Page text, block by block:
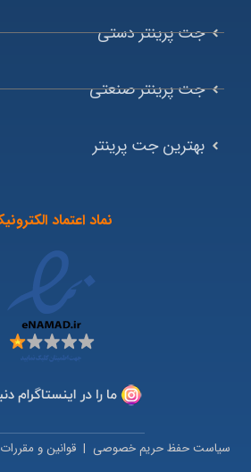
جت پرینتر دستی
جت پرینتر صنعتی
بهترین جت پرینتر
نماد اعتماد الکترونیک
سیاست حفظ حریم خصوصی| قوانین و مقررات|